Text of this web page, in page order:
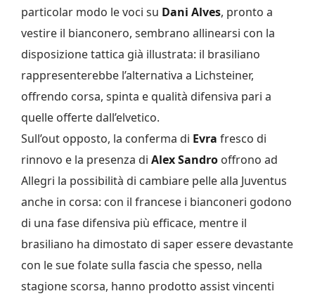
particolar modo le voci su Dani Alves, pronto a
vestire il bianconero, sembrano allinearsi con la
disposizione tattica già illustrata: il brasiliano
rappresenterebbe l’alternativa a Lichsteiner,
offrendo corsa, spinta e qualità difensiva pari a
quelle offerte dall’elvetico.
Sull’out opposto, la conferma di Evra fresco di
rinnovo e la presenza di Alex Sandro offrono ad
Allegri la possibilità di cambiare pelle alla Juventus
anche in corsa: con il francese i bianconeri godono
di una fase difensiva più efficace, mentre il
brasiliano ha dimostato di saper essere devastante
con le sue folate sulla fascia che spesso, nella
stagione scorsa, hanno prodotto assist vincenti